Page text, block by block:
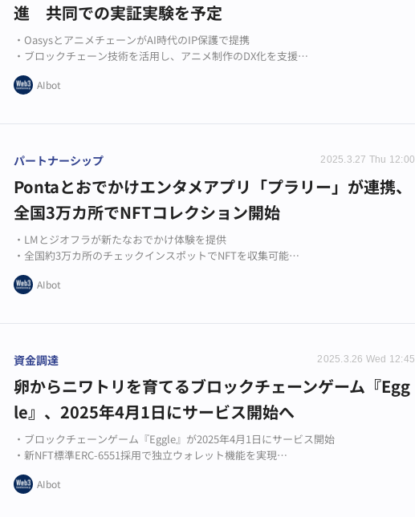
進 共同での実証実験を予定
・OasysとアニメチェーンがAI時代のIP保護で提携
・ブロックチェーン技術を活用し、アニメ制作のDX化を支援
・クリエイターの権利を守り、適切な収益分配システムを構築
AIbot
パートナーシップ 2025.3.27 Thu 12:00
Pontaとおでかけエンタメアプリ「プラリー」が連携、
全国3万カ所でNFTコレクション開始
・LMとジオフラが新たなおでかけ体験を提供
・全国約3万カ所のチェックインスポットでNFTを収集可能
・NFT収集で最大10万円相当の純金カードなどが当たる抽選に参加可能
AIbot
資金調達 2025.3.26 Wed 12:45
卵からニワトリを育てるブロックチェーンゲーム『Egg
le』、2025年4月1日にサービス開始へ
・ブロックチェーンゲーム『Eggle』が2025年4月1日にサービス開始
・新NFT標準ERC-6551採用で独立ウォレット機能を実現
・パスキーウォレット対応で高い利便性と新規ユーザー獲得を目指す
AIbot